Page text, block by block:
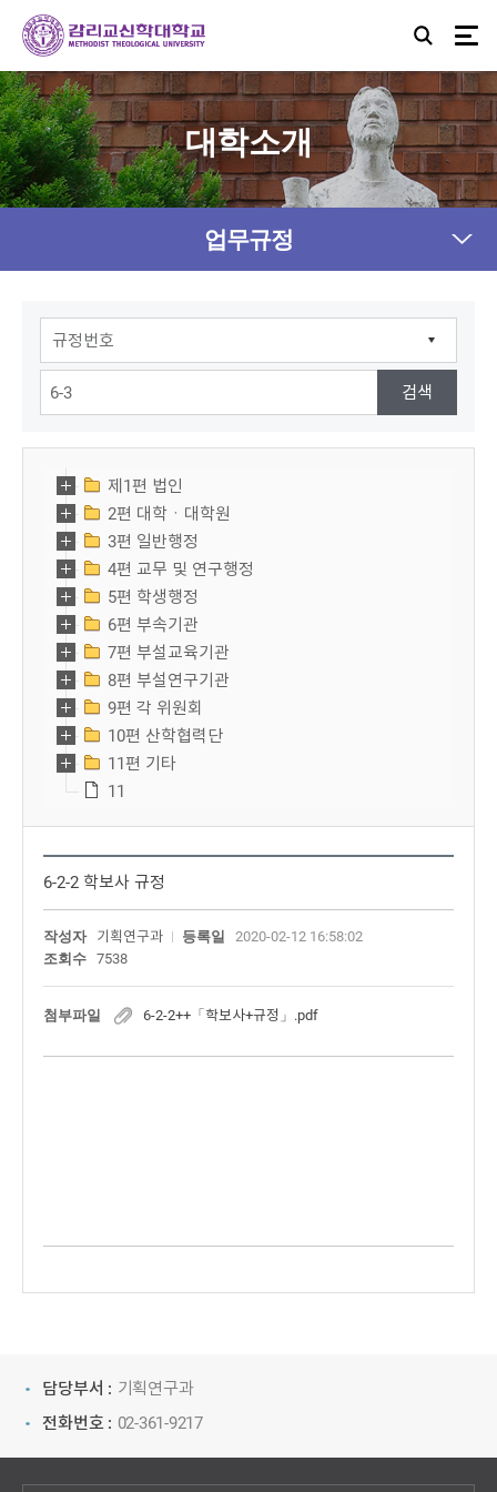
대학소개
업무규정
제1편 법인
2편 대학ㆍ대학원
3편 일반행정
4편 교무 및 연구행정
5편 학생행정
6편 부속기관
7편 부설교육기관
8편 부설연구기관
9편 각 위원회
10편 산학협력단
11편 기타
11
6-2-2 학보사 규정
작성자 기획연구과 등록일
2020-02-12 16:58:02
조회수
7538
첨부파일 6-2-2++「학보사+규정」.pdf
담당부서 : 기획연구과
전화번호 : 02-361-9217